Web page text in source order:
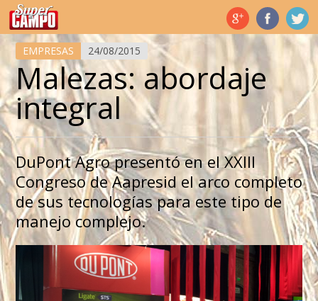
Temas de hoy
EMPRESAS 24/08/2015
Malezas: abordaje
integral
DuPont Agro presentó en el XXIII
Congreso de Aapresid el arco completo
de sus tecnologías para este tipo de
manejo complejo.